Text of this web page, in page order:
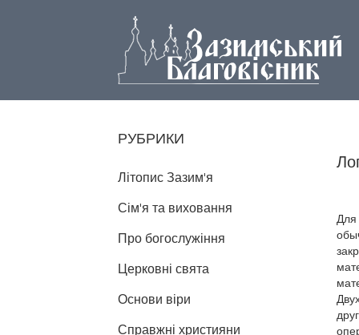
Для
РУБРИКИ
Літопис Зазим'я
Сім'я та виховання
Про богослужіння
Церковні свята
Основи віри